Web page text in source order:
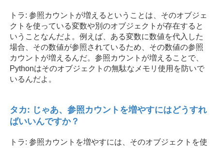
トラ: 参照カウントが増えるということは、そのオブジェ
クトを使っている変数や別のオブジェクトが存在すると
いうことなんだよ。例えば、ある変数に数値を代入した
場合、その数値が参照されているため、その数値の参照
カウントが増えるんだ。参照カウントが増えることで、
Pythonはそのオブジェクトの無駄なメモリ使用を防いで
いるんだよ。
タカ: じゃあ、参照カウントを増やすにはどうすれ
ばいいんですか？
トラ: 参照カウントを増やすには、そのオブジェクトを使